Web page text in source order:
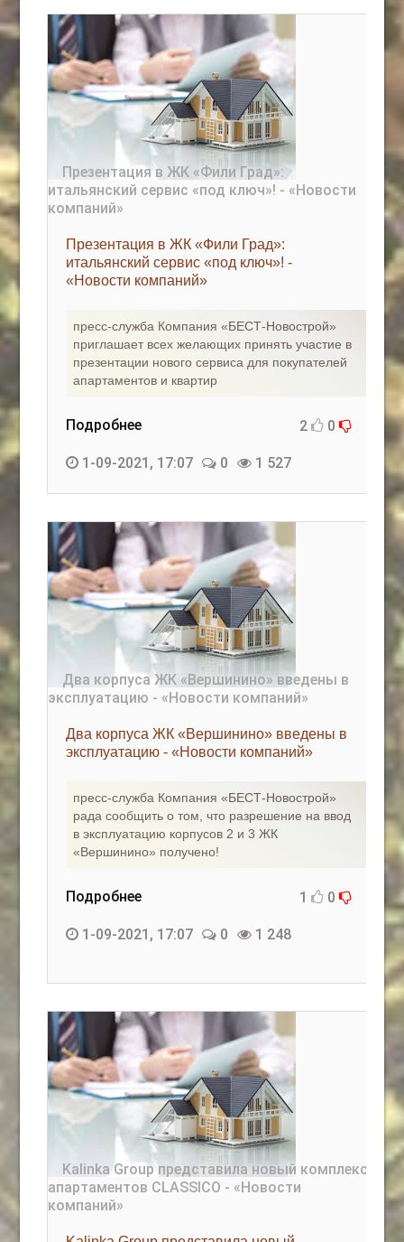
Презентация в ЖК «Фили Град»:
итальянский сервис «под ключ»! -
«Новости компаний»
пресс-служба Компания «БЕСТ-Новострой»
приглашает всех желающих принять участие в
презентации нового сервиса для покупателей
апартаментов и квартир
Подробнее 2 0
1-09-2021, 17:07 0 1 527
Два корпуса ЖК «Вершинино» введены в
эксплуатацию - «Новости компаний»
пресс-служба Компания «БЕСТ-Новострой»
рада сообщить о том, что разрешение на ввод
в эксплуатацию корпусов 2 и 3 ЖК
«Вершинино» получено!
Подробнее 1 0
1-09-2021, 17:07 0 1 248